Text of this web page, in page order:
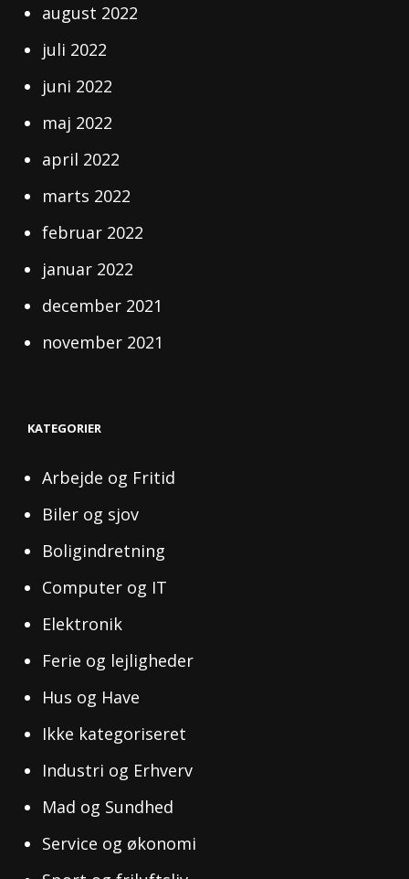
august 2022
juli 2022
juni 2022
maj 2022
april 2022
marts 2022
februar 2022
januar 2022
december 2021
november 2021
KATEGORIER
Arbejde og Fritid
Biler og sjov
Boligindretning
Computer og IT
Elektronik
Ferie og lejligheder
Hus og Have
Ikke kategoriseret
Industri og Erhverv
Mad og Sundhed
Service og økonomi